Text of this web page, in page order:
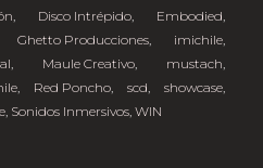
, Disco Intrépido, Embodied,
Ghetto Producciones, imichile,
, Maule Creativo, mustach,
, Red Poncho, scd, showcase,
, Sonidos Inmersivos, WIN